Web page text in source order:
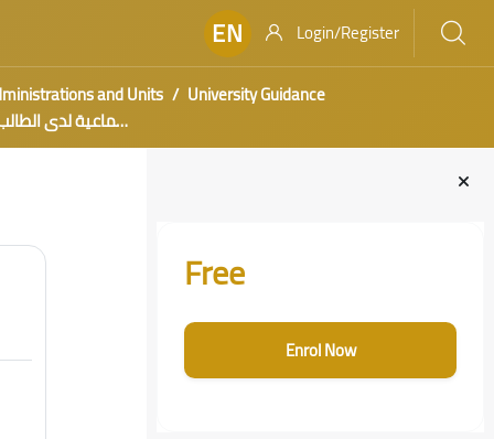
EN
Login/Register
and Units
University Guidance
تنمية الهوية الاجتماعية
Blocks
Free
Enrol Now